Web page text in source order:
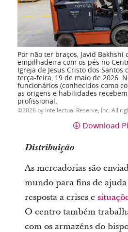
Por não ter braços, Javid Bakhshi
empilhadeira com os pés no
Igreja de Jesus Cristo dos Santos
terça-feira, 19 de maio de 2026.
funcionários (conhecidos como
as origens e habilidades
profissional.
2026 by Intellectual Reserve, Inc. All
Download
Distribuição
As mercadorias são
mundo para fins de
resposta a crises e
O centro também
com os armazéns do